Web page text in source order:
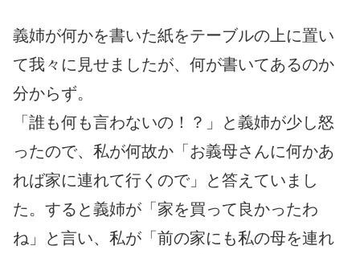
義姉が何かを書いた紙をテーブルの上に置い
て我々に見せましたが、何が書いてあるのか
分からず。
「誰も何も言わないの！？」と義姉が少し怒
ったので、私が何故か「お義母さんに何かあ
れば家に連れて行くので」と答えていまし
た。すると義姉が「家を買って良かったわ
ね」と言い、私が「前の家にも私の母を連れ